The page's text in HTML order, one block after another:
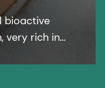
bioactive
very rich in
amino acids.